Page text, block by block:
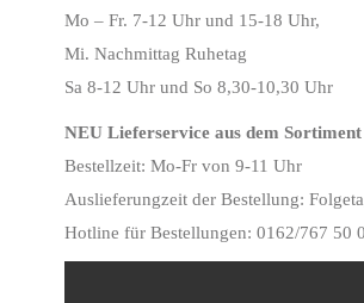
Mo – Fr. 7-12 Uhr und 15-18 Uhr,
Mi. Nachmittag Ruhetag
Sa 8-12 Uhr und So 8,30-10,30 Uhr
NEU Lieferservice aus dem
Bestellzeit: Mo-Fr von 9-11 Uhr
Auslieferungzeit der Bestellung:
Hotline für Bestellungen: 0162/767 50